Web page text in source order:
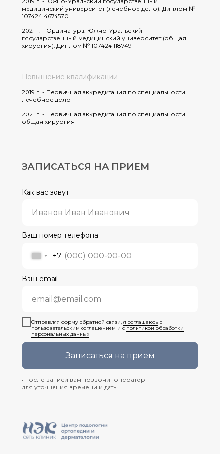
медицинский университет (лечебное дело). Диплом №
107424 4674570
2021 г. - Ординатура. Южно-Уральский
государственный медицинский университет (общая
хирургия). Диплом № 107424 118749
Повышение квалификации
2019 г. - Первичная аккредитация по специальности
лечебное дело
2021 г. - Первичная аккредитация по специальности
общая хирургия
Как вас зовут
Ваш номер телефона
+7
Ваш email
Отправляя форму обратной связи, я соглашаюсь с
пользовательским соглашением и сполитикой обработки
персональных данных
Записаться на прием
• после записи вам позвонит оператор
для уточнения времени и даты
ЗАПИСАТЬСЯ НА ПРИЕМ